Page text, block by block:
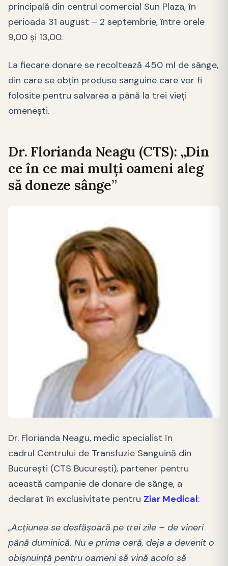
principală din centrul comercial Sun Plaza, în
perioada 31 august – 2 septembrie, între orele
9,00 şi 13,00.
La fiecare donare se recoltează 450 ml de sânge,
din care se obţin produse sanguine care vor fi
folosite pentru salvarea a până la trei vieţi
omeneşti.
Dr. Florianda Neagu (CTS): „Din
ce în ce mai mulți oameni aleg
să doneze sânge”
Dr. Florianda Neagu, medic specialist în
cadrul Centrului de Transfuzie Sanguină din
Bucureşti (CTS Bucureşti), partener pentru
această campanie de donare de sânge, a
declarat în exclusivitate pentru Ziar Medical:
„Acțiunea se desfășoară pe trei zile – de vineri
până duminică. Nu e prima oară, deja a devenit o
obișnuință pentru oameni să vină acolo să